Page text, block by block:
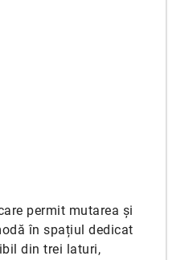
permit mutarea și
în spațiul dedicat
din trei laturi,